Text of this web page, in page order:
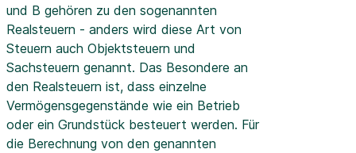
und B gehören zu den sogenannten
Realsteuern - anders wird diese Art von
Steuern auch Objektsteuern und
Sachsteuern genannt. Das Besondere an
den Realsteuern ist, dass einzelne
Vermögensgegenstände wie ein Betrieb
oder ein Grundstück besteuert werden. Für
die Berechnung von den genannten